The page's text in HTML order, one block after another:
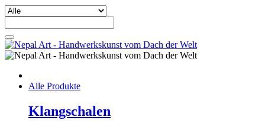
Alle Produkte
Klangschalen